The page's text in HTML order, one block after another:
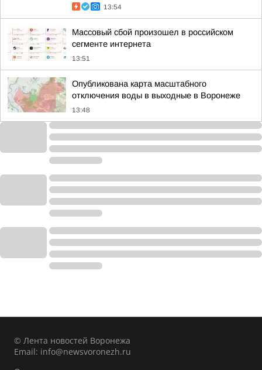
13:54
Массовый сбой произошел в российском
сегменте интернета
13:51
Опубликована карта масштабного
отключения воды в выходные в Воронеже
13:48
© Лента новостей Воронежа
Email: info@newsvoronezh.ru